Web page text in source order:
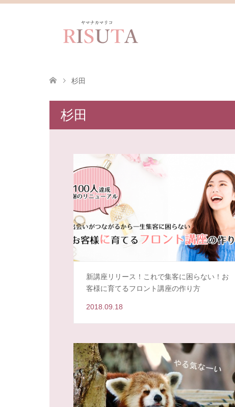
杉田
杉田
新講座リリース！これで集客に困らない！お
客様に育てるフロント講座の作り方
2018.09.18